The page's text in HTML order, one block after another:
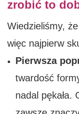
zrobić to
Wiedzieliśmy,
więc najpierw
Pierwsza
twardość
nadal pękała.